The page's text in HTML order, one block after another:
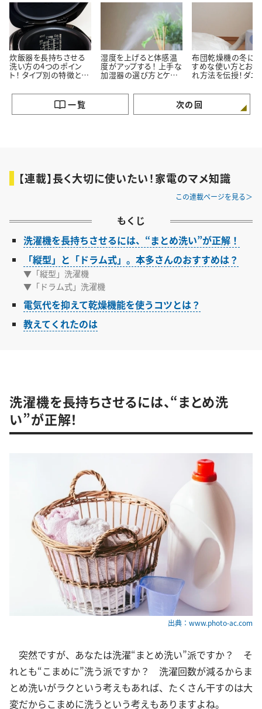
炊飯器を長持ちさせる
洗い方の4つのポイン
ト！ タイプ別の特徴と魅
知識4
湿度を上げると体感温
度がアップする！ 上手な
加湿器の選び方とケア
5
布団乾燥機の冬に
すめな使い方とお
れ方法を伝授！ダニ
電マメ知識7
一覧 次の回
【連載】長く大切に使いたい！家電のマメ知識
この連載ページを見る
もくじ
洗濯機を長持ちさせるには、“まとめ洗い”が正解！
「縦型」と「ドラム式」。本多さんのおすすめは？
▼「縦型」洗濯機
▼「ドラム式」洗濯機
電気代を抑えて乾燥機能を使うコツとは？
教えてくれたのは
洗濯機を長持ちさせるには、“まとめ洗
い”が正解！
出典：www.photo-ac.com
突然ですが、あなたは洗濯“まとめ洗い”派ですか？ そ
れとも“こまめに”洗う派ですか？ 洗濯回数が減るからま
とめ洗いがラクという考えもあれば、たくさん干すのは大
変だからこまめに洗うという考えもありますよね。